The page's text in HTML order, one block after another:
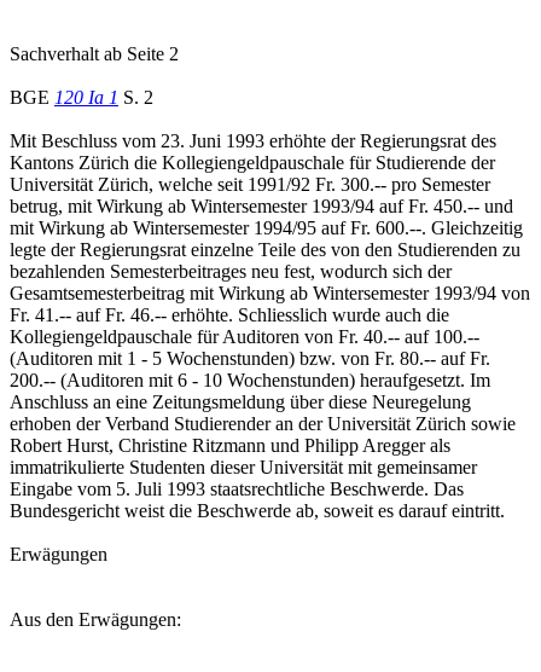
Sachverhalt ab Seite 2
BGE 120 Ia 1 S. 2
Mit Beschluss vom 23. Juni 1993 erhöhte der Regierungsrat des
Kantons Zürich die Kollegiengeldpauschale für Studierende der
Universität Zürich, welche seit 1991/92 Fr. 300.-- pro Semester
betrug, mit Wirkung ab Wintersemester 1993/94 auf Fr. 450.-- und
mit Wirkung ab Wintersemester 1994/95 auf Fr. 600.--. Gleichzeitig
legte der Regierungsrat einzelne Teile des von den Studierenden zu
bezahlenden Semesterbeitrages neu fest, wodurch sich der
Gesamtsemesterbeitrag mit Wirkung ab Wintersemester 1993/94 von
Fr. 41.-- auf Fr. 46.-- erhöhte. Schliesslich wurde auch die
Kollegiengeldpauschale für Auditoren von Fr. 40.-- auf 100.--
(Auditoren mit 1 - 5 Wochenstunden) bzw. von Fr. 80.-- auf Fr.
200.-- (Auditoren mit 6 - 10 Wochenstunden) heraufgesetzt. Im
Anschluss an eine Zeitungsmeldung über diese Neuregelung
erhoben der Verband Studierender an der Universität Zürich sowie
Robert Hurst, Christine Ritzmann und Philipp Aregger als
immatrikulierte Studenten dieser Universität mit gemeinsamer
Eingabe vom 5. Juli 1993 staatsrechtliche Beschwerde. Das
Bundesgericht weist die Beschwerde ab, soweit es darauf eintritt.
Erwägungen
Aus den Erwägungen: